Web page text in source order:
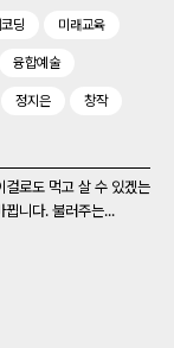
딩 미래교육
융합예술
정지은 창작
걸로도 먹고 살 수 있겠는
뀝니다. 불러주는...